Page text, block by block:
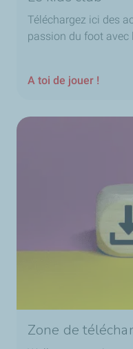
Téléchargez ici des
passion du foot avec
A toi de jouer !
Zone de